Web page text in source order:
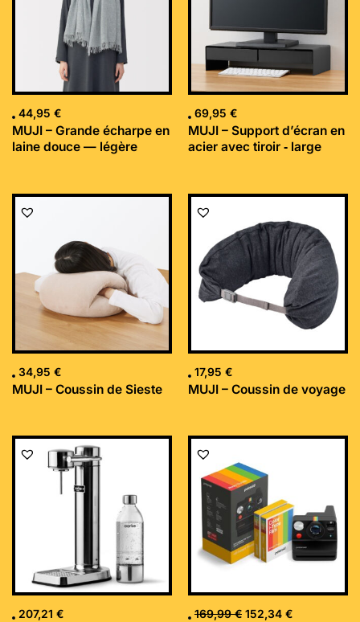
44,95 €
MUJI – Grande écharpe en
laine douce — légère
69,95 €
MUJI – Support d’écran en
acier avec tiroir ‐ large
34,95 €
MUJI – Coussin de Sieste
17,95 €
MUJI – Coussin de voyage
207,21 € 169,99€
Le
initial
était :
169,99 €.
152,34 €
Le